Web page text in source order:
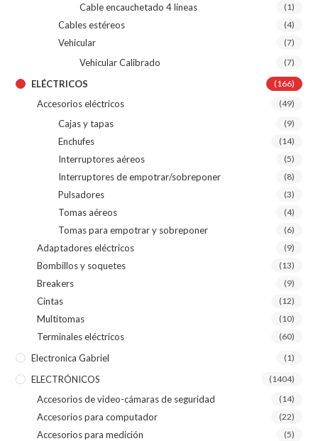
Cable encauchetado 4 líneas (1)
Cables estéreos (4)
Vehicular (7)
Vehicular Calibrado (7)
ELÉCTRICOS (166)
Accesorios eléctricos (49)
Cajas y tapas (9)
Enchufes (14)
Interruptores aéreos (5)
Interruptores de empotrar/sobreponer (8)
Pulsadores (3)
Tomas aéreos (4)
Tomas para empotrar y sobreponer (6)
Adaptadores eléctricos (9)
Bombillos y soquetes (13)
Breakers (9)
Cintas (12)
Multitomas (10)
Terminales eléctricos (60)
Electronica Gabriel (1)
ELECTRÓNICOS (1404)
Accesorios de video-cámaras de seguridad (14)
Accesorios para computador (22)
Accesorios para medición (5)